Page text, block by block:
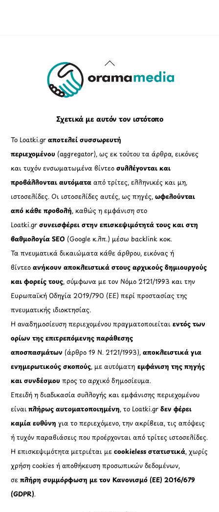
Back
To
Σχετικά με αυτόν τον ιστότοπο
Το Loatki.grαποτελεί συσσωρευτή
περιεχομένου (aggregator), ως εκ τούτου τα άρθρα, εικόνες
και τυχόν ενσωματωμένα βίντεοσυλλέγονται και
προβάλλονται αυτόματααπό τρίτες, ελληνικές και μη,
ιστοσελίδες. Οι ιστοσελίδες αυτές, ως πηγές,ωφελούνται
από κάθε προβολή, καθώς η εμφάνιση στο
Loatki.gr συνεισφέρει στην επισκεψιμότητά τους και στη
βαθμολογία SEO (Google κ.λπ.) μέσω backlink κοκ.
Τα πνευματικά δικαιώματα κάθε άρθρου, εικόνας ή
βίντεοανήκουν αποκλειστικά στους αρχικούς δημιουργούς
και φορείς τους, σύμφωνα με τον Νόμο 2121/1993 και την
Ευρωπαϊκή Οδηγία 2019/790 (ΕΕ) περί προστασίας της
πνευματικής ιδιοκτησίας.
Η αναδημοσίευση περιεχομένου πραγματοποιείταιεντός των
ορίων της επιτρεπόμενης παράθεσης
αποσπασμάτων (άρθρο 19 Ν. 2121/1993), αποκλειστικά για
ενημερωτικούς σκοπούς, με αυτόματηεμφάνιση της πηγής
και συνδέσμου προς το αρχικό δημοσίευμα.
Επειδή η διαδικασία συλλογής και εμφάνισης περιεχομένου
είναιπλήρως αυτοματοποιημένη, το Loatki.grδεν φέρει
καμία ευθύνη για το περιεχόμενο, την ακρίβεια, τις απόψεις
ή τυχόν παραβιάσεις που προέρχονται από τρίτες ιστοσελίδες.
Η επισκεψιμότητα μετριέται μεcookieless στατιστικά, χωρίς
χρήση cookies ή αποθήκευση προσωπικών δεδομένων,
σεπλήρη συμμόρφωση με τον Κανονισμό (ΕΕ) 2016/679
(GDPR).